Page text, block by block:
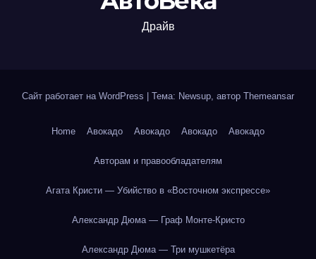
Драйв
Сайт работает на WordPress Тема: Newsup, автор Themeansar
Home Авокадо Авокадо Авокадо Авокадо
Авторам и правообладателям
Агата Кристи — Убийство в «Восточном экспрессе»
Александр Дюма — Граф Монте-Кристо
Александр Дюма — Три мушкетёра